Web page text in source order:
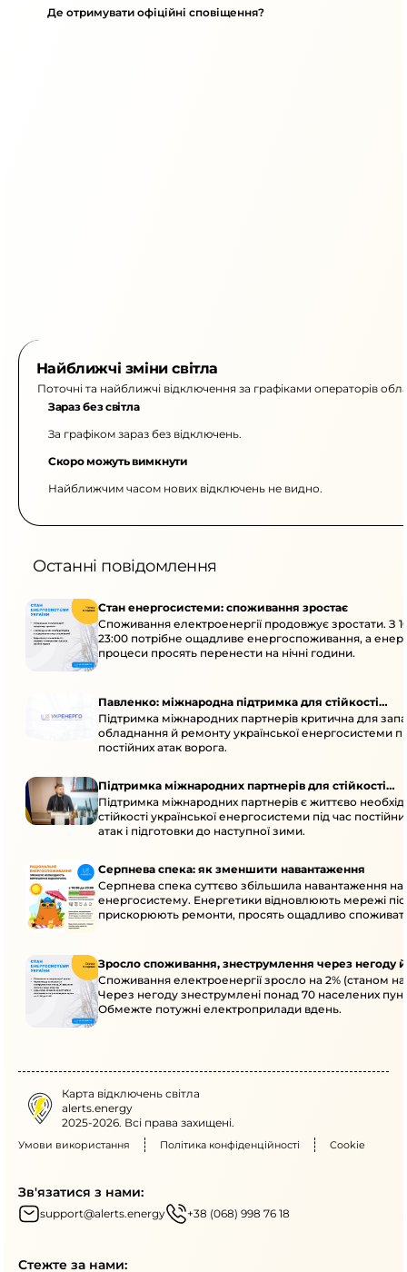
Де отримувати офіційні сповіщення?
Найближчі зміни світла
Поточні та найближчі відключення за графіками операторів
Зараз без світла
За графіком зараз без відключень.
Скоро можуть вимкнути
Найближчим часом нових відключень не видно.
Останні повідомлення
Стан енергосистеми: споживання зростає
Споживання електроенергії продовжує зростати. З
23:00 потрібне ощадливе енергоспоживання, а
процеси просять перенести на нічні години.
Павленко: міжнародна підтримка для стійкості
енергосистеми
Підтримка міжнародних партнерів критична для
обладнання й ремонту української енергосистеми
постійних атак ворога.
Підтримка міжнародних партнерів для стійкості
енергосистеми
Підтримка міжнародних партнерів є життєво
стійкості української енергосистеми під час
атак і підготовки до наступної зими.
Серпнева спека: як зменшити навантаження
Серпнева спека суттєво збільшила навантаження на
енергосистему. Енергетики відновлюють мережі
прискорюють ремонти, просять ощадливо
Зросло споживання, знеструмлення через негоду
Споживання електроенергії зросло на 2% (станом на
Через негоду знеструмлені понад 70 населених
Обмежте потужні електроприлади вдень.
Карта відключень світла
alerts.energy
2025-2026. Всі права захищені.
Умови використання Політика конфіденційності Cookie
Зв'язатися з нами:
support@alerts.energy +38 (068) 998 76 18
Стежте за нами: